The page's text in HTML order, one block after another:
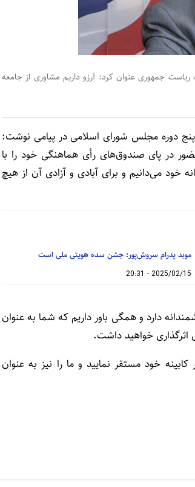
جمهوری عنوان کرد: آرزو داریم مشاوری از جامعه
پنج دوره مجلس شورای اسلامی در پیامی نوشت:
حضور در پای صندوق‌های رأی هماهنگی خود را با
خود می‌دانیم و برای آبادی و آزادی آن از هیچ
موبد پدرام سروش‌پور: جشن سده هویتی ملی است
2025/02/15 - 20:31
دارد و همگی باور داریم که شما به عنوان
خواهید داشت.
خود مستقر نمایید و ما را نیز به عنوان